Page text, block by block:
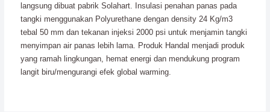
langsung dibuat pabrik Solahart. Insulasi penahan panas pada
tangki menggunakan Polyurethane dengan density 24 Kg/m3
tebal 50 mm dan tekanan injeksi 2000 psi untuk menjamin tangki
menyimpan air panas lebih lama. Produk Handal menjadi produk
yang ramah lingkungan, hemat energi dan mendukung program
langit biru/mengurangi efek global warming.